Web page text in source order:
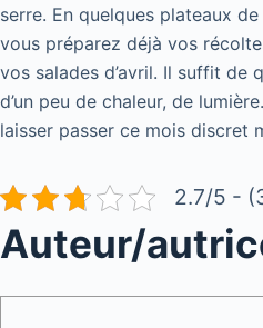
serre. En quelques plateaux
vous préparez déjà vos
vos salades d’avril. Il suffit de
d’un peu de chaleur, de
laisser passer ce mois discret
2.7/5 -
Auteur/